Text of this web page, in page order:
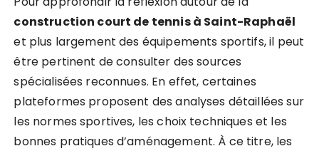
construction court de tennis à Saint-Raphaël
et plus largement des équipements sportifs, il peut
être pertinent de consulter des sources
spécialisées reconnues. En effet, certaines
plateformes proposent des analyses détaillées sur
les normes sportives, les choix techniques et les
bonnes pratiques d’aménagement. À ce titre, les